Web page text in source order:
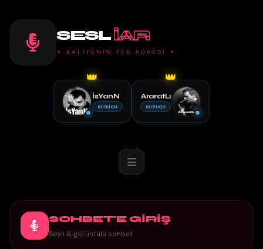
SESL IAR
✦ KALİTENİN TEK ADRESİ ✦
👑
İsYanN
KURUCU
👑
AraratLı
KURUCU
SOHBET'E GİRİŞ
Sesli & görüntülü sohbet